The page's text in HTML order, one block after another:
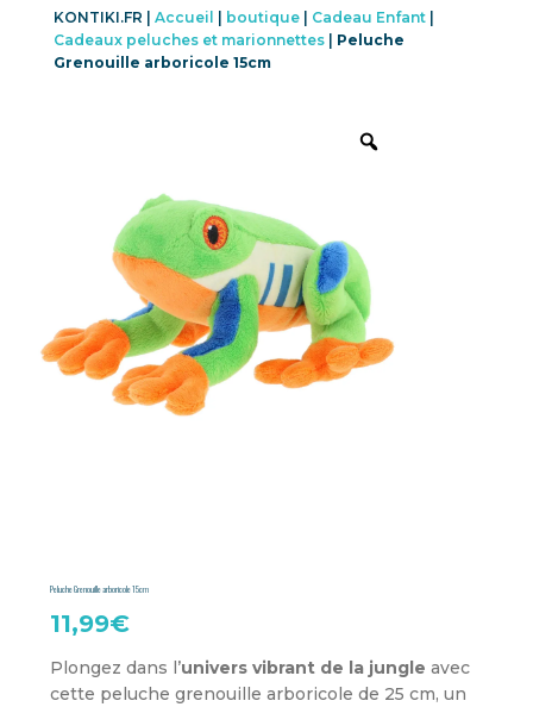
KONTIKI.FR | Accueil boutique| Cadeau Enfant|
Cadeaux peluches et marionnettes| Peluche
Grenouille arboricole 15cm
Peluche Grenouille arboricole 15cm
11,99€
Plongez dans l’univers vibrant de la jungle avec
cette peluche grenouille arboricole de 25 cm, un